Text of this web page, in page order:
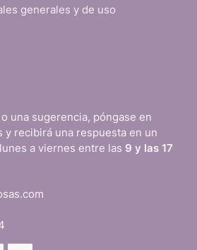
generales y de uso
una sugerencia, póngase en
y recibirá una respuesta en un
a viernes entre las 9 y las 17